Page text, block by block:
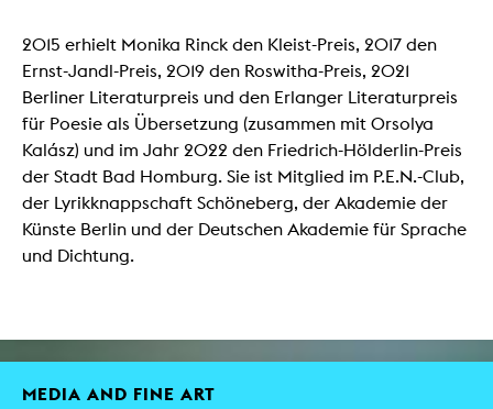
2015 erhielt Monika Rinck den Kleist-Preis, 2017 den
Ernst-Jandl-Preis, 2019 den Roswitha-Preis, 2021
Berliner Literaturpreis und den Erlanger Literaturpreis
für Poesie als Übersetzung (zusammen mit Orsolya
Kalász) und im Jahr 2022 den Friedrich-Hölderlin-Preis
der Stadt Bad Homburg. Sie ist Mitglied im P.E.N.-Club,
der Lyrikknappschaft Schöneberg, der Akademie der
Künste Berlin und der Deutschen Akademie für Sprache
und Dichtung.
MEDIA AND FINE ART